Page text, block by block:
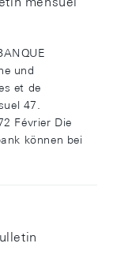
und
et de
47.
Février Die
können bei